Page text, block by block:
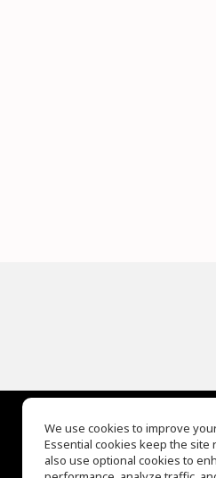
EQ Ear Training
Drum Machine
We use cookies to improve
Essential cookies keep the site
also use optional cookies to